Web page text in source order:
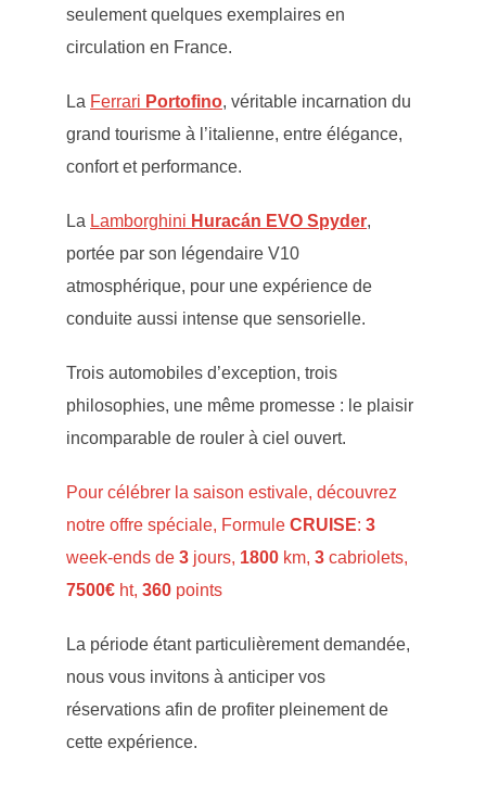
seulement quelques exemplaires en
circulation en France.
La Ferrari Portofino, véritable incarnation du
grand tourisme à l’italienne, entre élégance,
confort et performance.
La Lamborghini Huracán EVO Spyder,
portée par son légendaire V10
atmosphérique, pour une expérience de
conduite aussi intense que sensorielle.
Trois automobiles d’exception, trois
philosophies, une même promesse : le plaisir
incomparable de rouler à ciel ouvert.
Pour célébrer la saison estivale, découvrez
notre offre spéciale, FormuleCRUISE:3
week-ends de3 jours, 1800 km,3 cabriolets,
7500€ ht,360 points
La période étant particulièrement demandée,
nous vous invitons à anticiper vos
réservations afin de profiter pleinement de
cette expérience.